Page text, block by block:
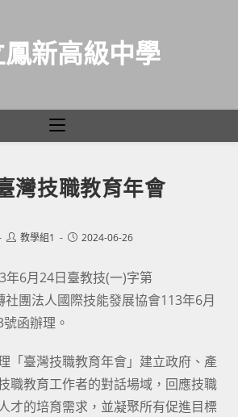
鳳新高級中學
灣技職教育年會
Post教學組1
Post2024-06-26
年6月24日臺教技(一)字第
團法人國際技能發展協會113年6月
函辦理。
「臺灣技職教育年會」建立政府、產
職教育工作者的對話場域，回應技職
才的培育需求，並凝聚所有促進目標